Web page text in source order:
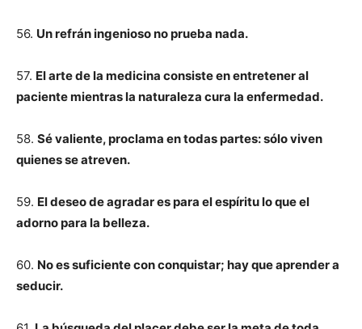
56. Un refrán ingenioso no prueba nada.
57. El arte de la medicina consiste en entretener al
paciente mientras la naturaleza cura la enfermedad.
58. Sé valiente, proclama en todas partes: sólo viven
quienes se atreven.
59. El deseo de agradar es para el espíritu lo que el
adorno para la belleza.
60. No es suficiente con conquistar; hay que aprender a
seducir.